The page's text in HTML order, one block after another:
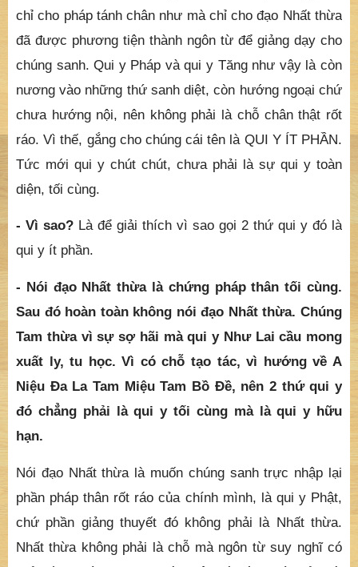
chỉ cho pháp tánh chân như mà chỉ cho đạo Nhất thừa
đã được phương tiện thành ngôn từ để giảng dạy cho
chúng sanh. Qui y Pháp và qui y Tăng như vậy là còn
nương vào những thứ sanh diệt, còn hướng ngoại chứ
chưa hướng nội, nên không phải là chỗ chân thật rốt
ráo. Vì thế, gắng cho chúng cái tên là QUI Y ÍT PHẦN.
Tức mới qui y chút chút, chưa phải là sự qui y toàn
diện, tối cùng.
- Vì sao? Là để giải thích vì sao gọi 2 thứ qui y đó là
qui y ít phần.
- Nói đạo Nhất thừa là chứng pháp thân tối cùng.
Sau đó hoàn toàn không nói đạo Nhất thừa. Chúng
Tam thừa vì sự sợ hãi mà qui y Như Lai cầu mong
xuất ly, tu học. Vì có chỗ tạo tác, vì hướng về A
Niệu Đa La Tam Miệu Tam Bồ Đề, nên 2 thứ qui y
đó chẳng phải là qui y tối cùng mà là qui y hữu
hạn.
Nói đạo Nhất thừa là muốn chúng sanh trực nhập lại
phần pháp thân rốt ráo của chính mình, là qui y Phật,
chứ phần giảng thuyết đó không phải là Nhất thừa.
Nhất thừa không phải là chỗ mà ngôn từ suy nghĩ có